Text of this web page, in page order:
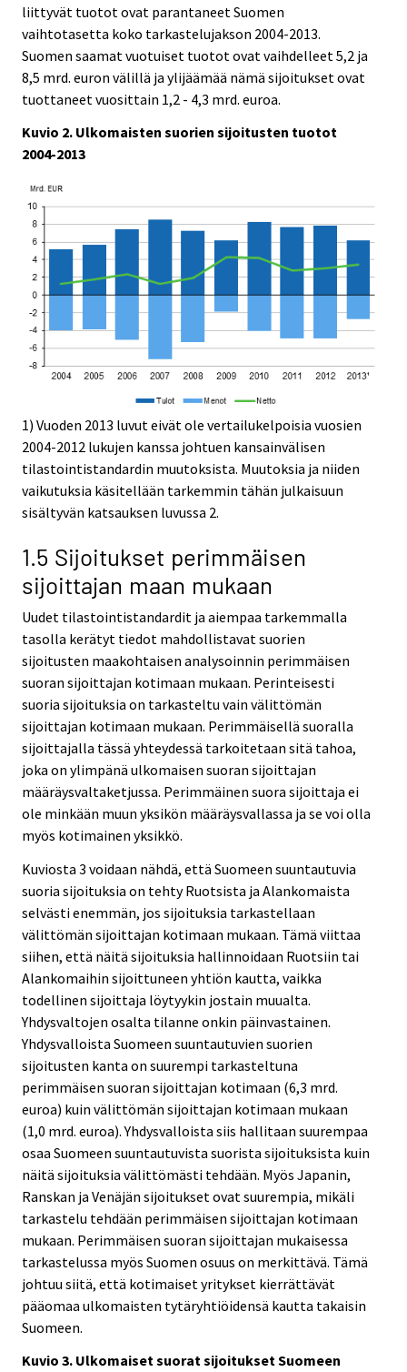
liittyvät tuotot ovat parantaneet Suomen
vaihtotasetta koko tarkastelujakson 2004-2013.
Suomen saamat vuotuiset tuotot ovat vaihdelleet 5,2 ja
8,5 mrd. euron välillä ja ylijäämää nämä sijoitukset ovat
tuottaneet vuosittain 1,2 - 4,3 mrd. euroa.
Kuvio 2. Ulkomaisten suorien sijoitusten tuotot
2004-2013
1) Vuoden 2013 luvut eivät ole vertailukelpoisia vuosien
2004-2012 lukujen kanssa johtuen kansainvälisen
tilastointistandardin muutoksista. Muutoksia ja niiden
vaikutuksia käsitellään tarkemmin tähän julkaisuun
sisältyvän katsauksen luvussa 2.
1.5 Sijoitukset perimmäisen
sijoittajan maan mukaan
Uudet tilastointistandardit ja aiempaa tarkemmalla
tasolla kerätyt tiedot mahdollistavat suorien
sijoitusten maakohtaisen analysoinnin perimmäisen
suoran sijoittajan kotimaan mukaan. Perinteisesti
suoria sijoituksia on tarkasteltu vain välittömän
sijoittajan kotimaan mukaan. Perimmäisellä suoralla
sijoittajalla tässä yhteydessä tarkoitetaan sitä tahoa,
joka on ylimpänä ulkomaisen suoran sijoittajan
määräysvaltaketjussa. Perimmäinen suora sijoittaja ei
ole minkään muun yksikön määräysvallassa ja se voi olla
myös kotimainen yksikkö.
Kuviosta 3 voidaan nähdä, että Suomeen suuntautuvia
suoria sijoituksia on tehty Ruotsista ja Alankomaista
selvästi enemmän, jos sijoituksia tarkastellaan
välittömän sijoittajan kotimaan mukaan. Tämä viittaa
siihen, että näitä sijoituksia hallinnoidaan Ruotsiin tai
Alankomaihin sijoittuneen yhtiön kautta, vaikka
todellinen sijoittaja löytyykin jostain muualta.
Yhdysvaltojen osalta tilanne onkin päinvastainen.
Yhdysvalloista Suomeen suuntautuvien suorien
sijoitusten kanta on suurempi tarkasteltuna
perimmäisen suoran sijoittajan kotimaan (6,3 mrd.
euroa) kuin välittömän sijoittajan kotimaan mukaan
(1,0 mrd. euroa). Yhdysvalloista siis hallitaan suurempaa
osaa Suomeen suuntautuvista suorista sijoituksista kuin
näitä sijoituksia välittömästi tehdään. Myös Japanin,
Ranskan ja Venäjän sijoitukset ovat suurempia, mikäli
tarkastelu tehdään perimmäisen sijoittajan kotimaan
mukaan. Perimmäisen suoran sijoittajan mukaisessa
tarkastelussa myös Suomen osuus on merkittävä. Tämä
johtuu siitä, että kotimaiset yritykset kierrättävät
pääomaa ulkomaisten tytäryhtiöidensä kautta takaisin
Suomeen.
Kuvio 3. Ulkomaiset suorat sijoitukset Suomeen